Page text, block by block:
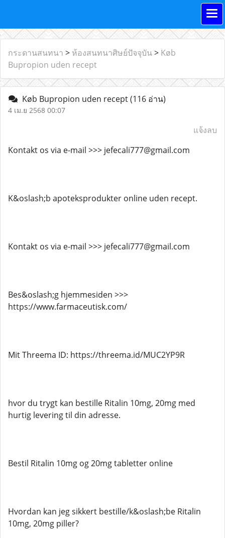
กระดานสนทนา > ห้องสนทนาศิษย์ปัจจุบัน> Køb
Bupropion uden recept
Køb Bupropion uden recept(116 อ่าน)
4 เม.ย 2568 00:07
แจ้งลบ
Kontakt os via e-mail >>> jefecali777@gmail.com
K&oslash;b apoteksprodukter online uden recept.
Kontakt os via e-mail >>> jefecali777@gmail.com
Bes&oslash;g hjemmesiden >>>
https://www.farmaceutisk.com/
Mit Threema ID: https://threema.id/MUC2YP9R
hvor du trygt kan bestille Ritalin 10mg, 20mg med
hurtig levering til din adresse.
Bestil Ritalin 10mg og 20mg tabletter online
Hvordan kan jeg sikkert bestille/k&oslash;be Ritalin
10mg, 20mg piller?